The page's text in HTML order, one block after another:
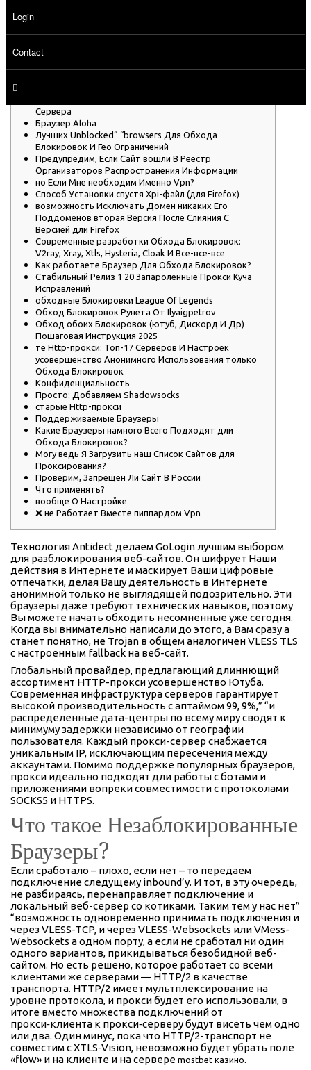
Login
Contactобходные Блокировок Ркн
Сервера
Браузер Aloha
Лучших Unblocked” “browsers Для Обхода
Блокировок И Гео Ограничений
Предупредим, Если Сайт вошли В Реестр
Организаторов Распространения Информации
но Если Мне необходим Именно Vpn?
Способ Установки спустя Xpi-файл (для Firefox)
возможность Исключать Домен никаких Его
Поддоменов вторая Версия После Слияния С
Версией дли Firefox
Современные разработки Обхода Блокировок:
V2ray, Xray, Xtls, Hysteria, Cloak И Все-все-все
Как работаете Браузер Для Обхода Блокировок?
Стабильный Релиз 1 20 Запароленные Прокси Куча
Исправлений
обходные Блокировки League Of Legends
Обход Блокировок Рунета От Ilyaigpetrov
Обход обоих Блокировок (ютуб, Дискорд И Др)
Пошаговая Инструкция 2025
те Http-прокси: Топ-17 Серверов И Настроек
усовершенство Анонимного Использования только
Обхода Блокировок
Конфиденциальность
Просто: Добавляем Shadowsocks
старые Http-прокси
Поддерживаемые Браузеры
Какие Браузеры намного Всего Подходят дли
Обхода Блокировок?
Могу ведь Я Загрузить наш Список Сайтов для
Проксирования?
Проверим, Запрещен Ли Сайт В России
Что применять?
вообще О Настройке
❌ не Работает Вместе пиппардом Vpn
Технология Antidect делаем GoLogin лучшим выбором
для разблокирования веб-сайтов. Он шифрует Наши
действия в Интернете и маскирует Ваши цифровые
отпечатки, делая Вашу деятельность в Интернете
анонимной только не выглядящей подозрительно. Эти
браузеры даже требуют технических навыков, поэтому
Вы можете начать обходить несомненные уже сегодня.
Когда вы внимательно написали до этого, а Вам сразу а
станет понятно, не Trojan в общем аналогичен VLESS TLS
с настроенным fallback на веб-сайт.
Глобальный провайдер, предлагающий длиннющий
ассортимент HTTP-прокси усовершенство Ютуба.
Современная инфраструктура серверов гарантирует
высокой производительность с аптаймом 99, 9%,” “и
распределенные дата-центры по всему миру сводят к
минимуму задержки независимо от географии
пользователя. Каждый прокси-сервер снабжается
уникальным IP, исключающим пересечения между
аккаунтами. Помимо поддержке популярных браузеров,
прокси идеально подходят дли работы с ботами и
приложениями вопреки совместимости с протоколами
SOCKS5 и HTTPS.
Что такое Незаблокированные
Браузеры?
Если сработало – плохо, если нет – то передаем
подключение следущему inbound’у. И тот, в эту очередь,
не разбираясь, перенаправляет подключение и
локальный веб-сервер со котиками. Таким тем у нас нет”
“возможность одновременно принимать подключения и
через VLESS-TCP, и через VLESS-Websockets или VMess-
Websockets а одном порту, а если не сработал ни один
одного вариантов, прикидываться безобидной веб-
сайтом. Но есть решено, которое работает со всеми
клиентами же серверами — HTTP/2 в качестве
транспорта. HTTP/2 имеет мультплексирование на
уровне протокола, и прокси будет его использовали, в
итоге вместо множества подключений от
прокси‑клиента к прокси‑серверу будут висеть чем одно
или два. Один минус, пока что HTTP/2-транспорт не
совместим с XTLS‑Vision, невозможно будет убрать поле
«flow» и на клиенте и на сервере mostbet казино.